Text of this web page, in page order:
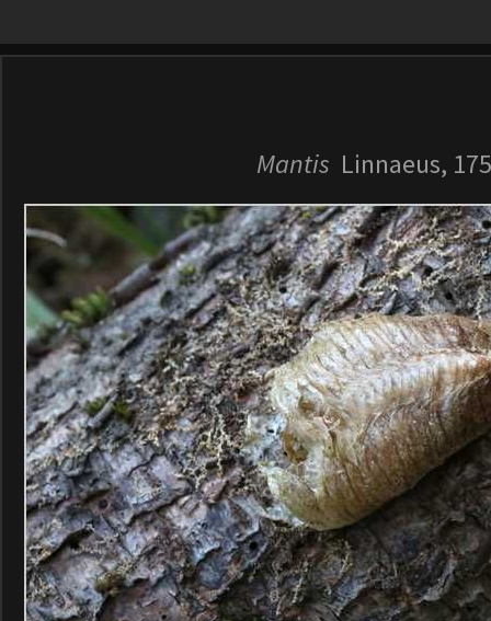
Mantis Linnaeus,